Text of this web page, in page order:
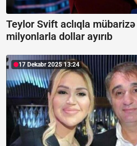
Teylor Svift aclıqla
milyonlarla dollar ayırıb
17 Dekabr 2025 13:24